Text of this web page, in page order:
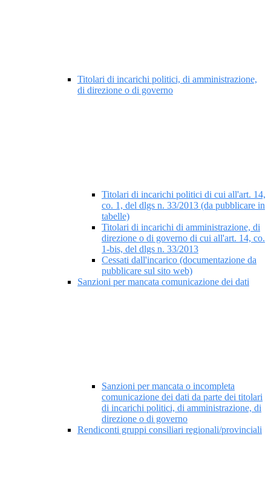
Titolari di incarichi politici, di amministrazione,
di direzione o di governo
Titolari di incarichi politici di cui all'art. 14,
co. 1, del dlgs n. 33/2013 (da pubblicare in
tabelle)
Titolari di incarichi di amministrazione, di
direzione o di governo di cui all'art. 14, co.
1-bis, del dlgs n. 33/2013
Cessati dall'incarico (documentazione da
pubblicare sul sito web)
Sanzioni per mancata comunicazione dei dati
Sanzioni per mancata o incompleta
comunicazione dei dati da parte dei titolari
di incarichi politici, di amministrazione, di
direzione o di governo
Rendiconti gruppi consiliari regionali/provinciali